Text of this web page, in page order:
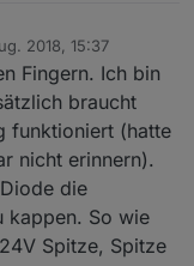
2018, 15:37
Fingern. Ich bin
braucht
funktioniert (hatte
nicht erinnern).
die
kappen. So wie
Spitze, Spitze